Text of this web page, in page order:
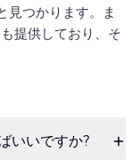
見つかります。ま
提供しており、そ
いいですか?